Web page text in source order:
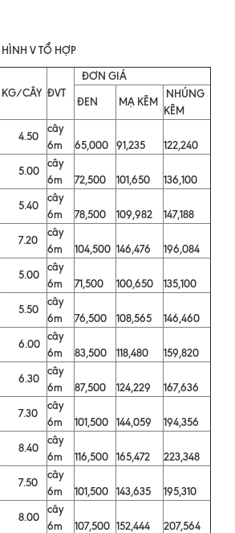
V TỔ HỢP
KG/CÂY ĐVT
ĐƠN GIÁ
ĐEN
MẠ KẼM
NHÚNG
KẼM
4.50
cây
6m
65,000 91,235
122,240
5.00
cây
6m
72,500 101,650
136,100
5.40
cây
6m
78,500 109,982
147,188
7.20
cây
6m
104,500 146,476
196,084
5.00
cây
6m
71,500 100,650
135,100
5.50
cây
6m
76,500 108,565
146,460
6.00
cây
6m
83,500 118,480
159,820
6.30
cây
6m
87,500 124,229
167,636
7.30
cây
6m
101,500 144,059
194,356
8.40
cây
6m
116,500 165,472
223,348
7.50
cây
6m
101,500 143,635
195,310
8.00
cây
6m
107,500 152,444
207,564